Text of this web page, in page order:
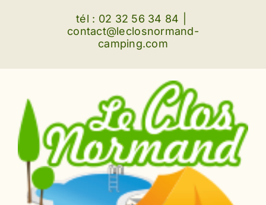
tél : 02 32 56 34 84
contact@leclosnormand-
camping.com